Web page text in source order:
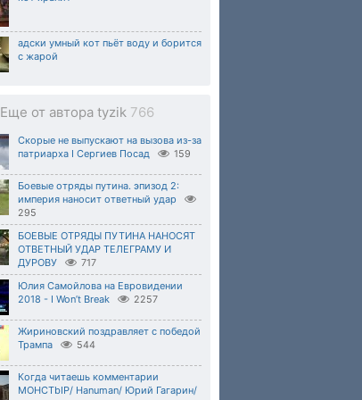
адски умный кот пьёт воду и борится
с жарой
Еще от автора tyzik 766
Скорые не выпускают на вызова из-за
патриарха I Сергиев Посад
159
Боевые отряды путина. эпизод 2:
империя наносит ответный удар
295
БОЕВЫЕ ОТРЯДЫ ПУТИНА НАНОСЯТ
ОТВЕТНЫЙ УДАР ТЕЛЕГРАМУ И
ДУРОВУ
717
Юлия Самойлова на Евровидении
2018 - I Won’t Break
2257
Жириновский поздравляет с победой
Трампа
544
Когда читаешь комментарии
MOHCTbIP/ Hanuman/ Юрий Гагарин/